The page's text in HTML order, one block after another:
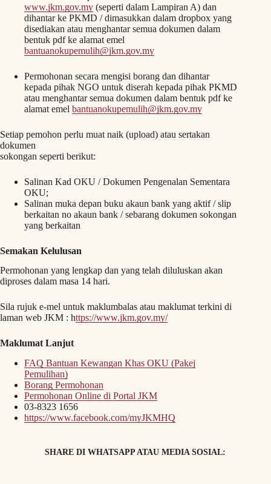
www.jkm.gov.my (seperti dalam Lampiran A) dan
dihantar ke PKMD / dimasukkan dalam dropbox yang
disediakan atau menghantar semua dokumen dalam
bentuk pdf ke alamat emel
bantuanokupemulih@jkm.gov.my
Permohonan secara mengisi borang dan dihantar
kepada pihak NGO untuk diserah kepada pihak PKMD
atau menghantar semua dokumen dalam bentuk pdf ke
alamat emel bantuanokupemulih@jkm.gov.my
Setiap pemohon perlu muat naik (upload) atau sertakan
dokumen
sokongan seperti berikut:
Salinan Kad OKU / Dokumen Pengenalan Sementara
OKU;
Salinan muka depan buku akaun bank yang aktif / slip
berkaitan no akaun bank / sebarang dokumen sokongan
yang berkaitan
Semakan Kelulusan
Permohonan yang lengkap dan yang telah diluluskan akan
diproses dalam masa 14 hari.
Sila rujuk e-mel untuk maklumbalas atau maklumat terkini di
laman web JKM : https://www.jkm.gov.my/
Maklumat Lanjut
FAQ Bantuan Kewangan Khas OKU (Pakej
Pemulihan)
Borang Permohonan
Permohonan Online di Portal JKM
03-8323 1656
https://www.facebook.com/myJKMHQ
SHARE DI WHATSAPP ATAU MEDIA SOSIAL: